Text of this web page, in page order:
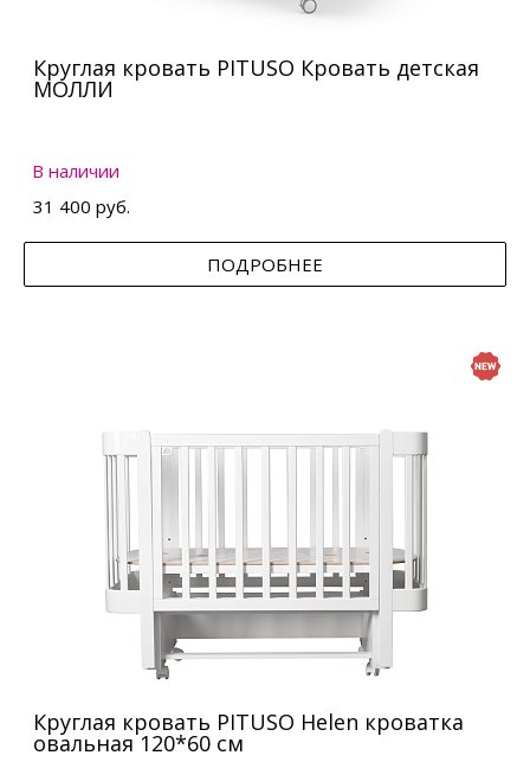
Круглая кровать PITUSO Кровать детская
МОЛЛИ
В наличии
31 400 руб.
ПОДРОБНЕЕ
Круглая кровать PITUSO Helen кроватка
овальная 120*60 см